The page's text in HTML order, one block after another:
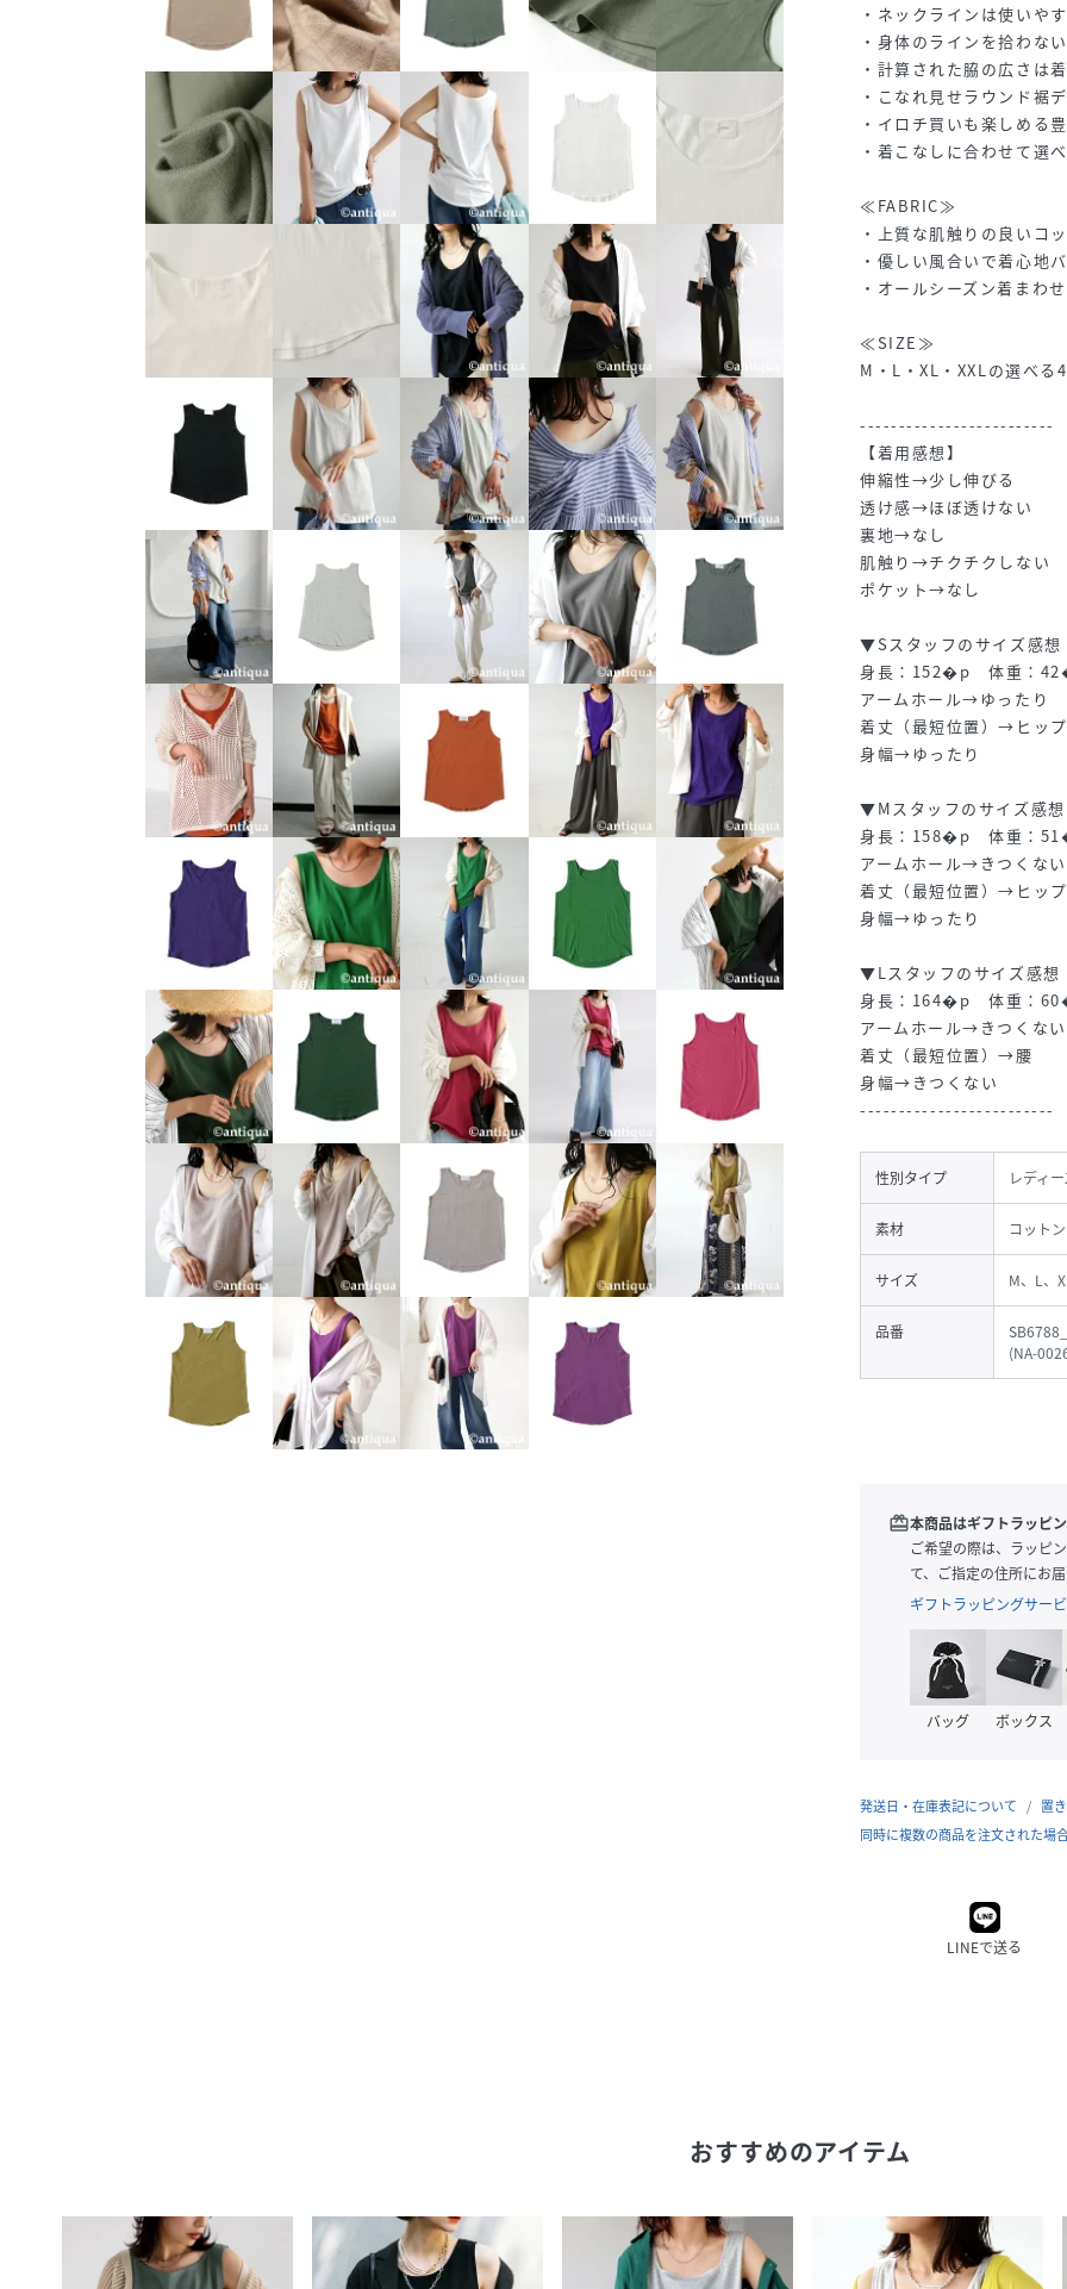
・ネックラインは使いや
・身体のラインを拾わな
・計算された脇の広さは
・こなれ見せラウンド裾デ
・イロチ買いも楽しめる
・着こなしに合わせて選
≪FABRIC≫
・上質な肌触りの良いコ
・優しい風合いで着心地バ
・オールシーズン着まわ
≪SIZE≫
M・L・XL・XXLの選べる
-------------------------
【着用感想】
伸縮性→少し伸びる
透け感→ほぼ透けない
裏地→なし
肌触り→チクチクしない
ポケット→なし
▼Sスタッフのサイズ感想
身長：152�p 体重：
アームホール→ゆったり
着丈（最短位置）→ヒッ
身幅→ゆったり
▼Mスタッフのサイズ感
身長：158�p 体重：
アームホール→きつくない
着丈（最短位置）→ヒッ
身幅→ゆったり
▼Lスタッフのサイズ感想
身長：164�p 体重：
アームホール→きつくない
着丈（最短位置）→腰
身幅→きつくない
-------------------------
性別タイプ レディー
素材 コット
サイズ M、L、
品番
(NA-
redeem本商品はギフトラッピ
ご希望の際は、ラッピ
て、ご指定の住所にお届
ギフトラッピングサー
バッグ ボックス
発送日・在庫表記について 置
同時に複数の商品を注文された場
LINEで送る
おすすめのアイテム